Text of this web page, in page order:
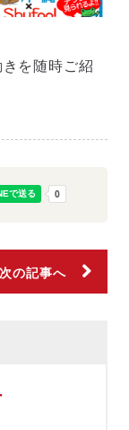
を随時ご紹
次の記事へ